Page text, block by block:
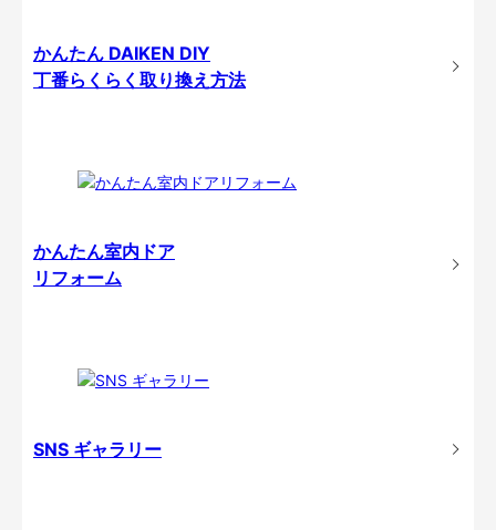
かんたん DAIKEN DIY
丁番らくらく取り換え方法
かんたん室内ドア
リフォーム
SNS ギャラリー